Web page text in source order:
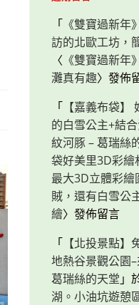
「 《雙寶過新年
訪的北歐工坊，
〈 《雙寶過新
灘真有趣〉發佈
「 【嘉義布袋
的白雪公主+結
紋河豚 – 葛瑞絲
袋好美里3D彩繪
最大3D立體彩
賊，還有白雪公
繪〉發佈留言
「 【北投景點
地熱谷景觀公園
葛瑞絲的天堂 」
湖。小油坑遊憩